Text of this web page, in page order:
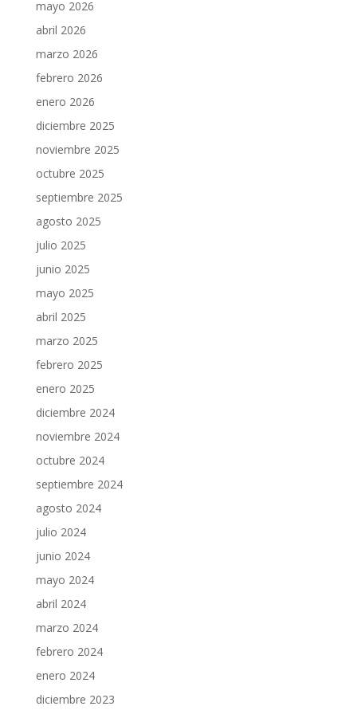
mayo 2026
abril 2026
marzo 2026
febrero 2026
enero 2026
diciembre 2025
noviembre 2025
octubre 2025
septiembre 2025
agosto 2025
julio 2025
junio 2025
mayo 2025
abril 2025
marzo 2025
febrero 2025
enero 2025
diciembre 2024
noviembre 2024
octubre 2024
septiembre 2024
agosto 2024
julio 2024
junio 2024
mayo 2024
abril 2024
marzo 2024
febrero 2024
enero 2024
diciembre 2023